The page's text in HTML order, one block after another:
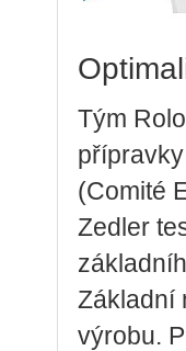
Tým
(Comité
Zedler
Základní
výrobu.